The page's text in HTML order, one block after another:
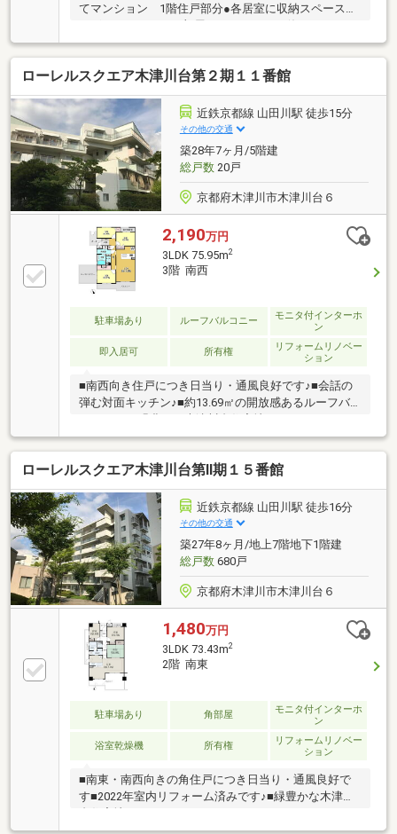
てマンション 1階住戸部分●各居室に収納スペースが
ございますので、お部屋をすっきりとお使いいただけ
ます。●南東・北西向き3面バルコニーで陽当たり・通
風良好です♪◎現況空き家のためゆっくりご内覧可能
です！是非お気軽にお問い合わせください♪◆2024年9
月リフォーム完成◆■クロス張替■ＣＦ張替■システム
キッチン交換■畳表替え■フロアタイル上張■ハウスク
リーニング■ユニットバス交換■トイレ入替■洗面化粧
台交換
ローレルスクエア木津川台第２期１１番館
近鉄京都線 山田川駅 徒歩15分
その他の交通
築28年7ヶ月/5階建
総戸数20戸
京都府木津川市木津川台６
2,190万円
3LDK 75.95m2
3階 南西
駐車場あり ルーフバルコニー
モニタ付インターホ
ン
即入居可 所有権
リフォームリノベー
ション
■南西向き住戸につき日当り・通風良好です♪■会話の
弾む対面キッチン♪■約13.69㎡の開放感あるルーフバ
ルコニー♪■緑豊かな木津川台住宅地です♪■リフォーム
内容 ・システムキッチン交換 ・ユニットバス交
換 ・トイレ交換 ・洗面化粧台交換 ・配管更
新 ・クロス全室張替 ・床材張替え ・食洗器取
付 ・ハウスクリーニング
ローレルスクエア木津川台第Ⅱ期１５番館
近鉄京都線 山田川駅 徒歩16分
その他の交通
築27年8ヶ月/地上7階地下1階建
総戸数680戸
京都府木津川市木津川台６
1,480万円
3LDK 73.43m2
2階 南東
駐車場あり 角部屋
モニタ付インターホ
ン
浴室乾燥機 所有権
リフォームリノベー
ション
■南東・南西向きの角住戸につき日当り・通風良好で
す■2022年室内リフォーム済みです♪■緑豊かな木津川